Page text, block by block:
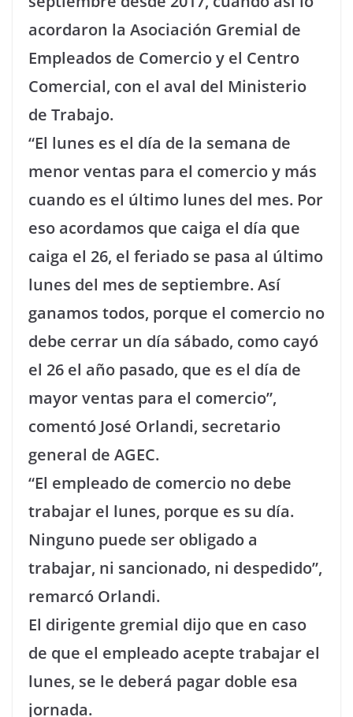
acordaron la Asociación Gremial de
Empleados de Comercio y el Centro
Comercial, con el aval del Ministerio
de Trabajo.
“El lunes es el día de la semana de
menor ventas para el comercio y más
cuando es el último lunes del mes. Por
eso acordamos que caiga el día que
caiga el 26, el feriado se pasa al último
lunes del mes de septiembre. Así
ganamos todos, porque el comercio no
debe cerrar un día sábado, como cayó
el 26 el año pasado, que es el día de
mayor ventas para el comercio”,
comentó José Orlandi, secretario
general de AGEC.
“El empleado de comercio no debe
trabajar el lunes, porque es su día.
Ninguno puede ser obligado a
trabajar, ni sancionado, ni despedido”,
remarcó Orlandi.
El dirigente gremial dijo que en caso
de que el empleado acepte trabajar el
lunes, se le deberá pagar doble esa
jornada.